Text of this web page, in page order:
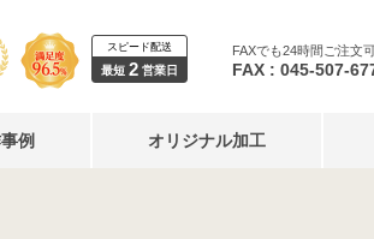
スピード配送
最短 2 営業日
FAXでも24時間ご注文
FAX : 045-507-
例 オリジナル加工